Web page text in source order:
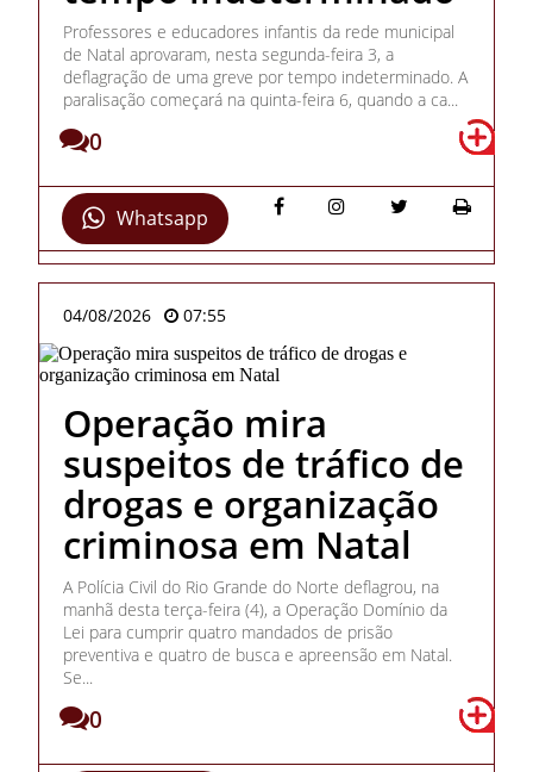
Professores e educadores infantis da rede municipal
de Natal aprovaram, nesta segunda-feira 3, a
deflagração de uma greve por tempo indeterminado. A
paralisação começará na quinta-feira 6, quando a ca...
0
Whatsapp
04/08/2026 07:55
Operação mira
suspeitos de tráfico de
drogas e organização
criminosa em Natal
A Polícia Civil do Rio Grande do Norte deflagrou, na
manhã desta terça-feira (4), a Operação Domínio da
Lei para cumprir quatro mandados de prisão
preventiva e quatro de busca e apreensão em Natal.
Se...
0